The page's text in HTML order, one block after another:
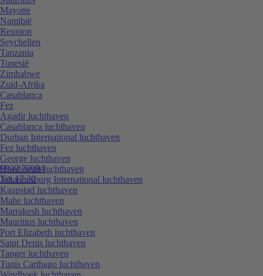
0800 70094
Tot 17:30
Mayotte
Namibië
Reunion
Seychellen
Tanzania
Tunesië
Zimbabwe
Zuid-Afrika
Casablanca
Fez
Agadir luchthaven
Casablanca luchthaven
Durban International luchthaven
Fez luchthaven
George luchthaven
Hoedspruit luchthaven
Johannesburg International luchthaven
Kaapstad luchthaven
Mahe luchthaven
Marrakesh luchthaven
Mauritius luchthaven
Port Elizabeth luchthaven
Saint Denis luchthaven
Tanger luchthaven
Tunis Carthago luchthaven